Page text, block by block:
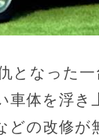
となった
体を浮
の改修が